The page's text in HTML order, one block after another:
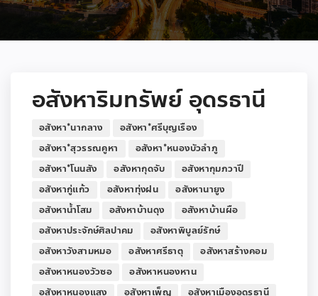
อสังหาริมทรัพย์ อุดรธานี
อสังหา*นากลาง
อสังหา*ศรีบุญเรือง
อสังหา*สุวรรณคูหา
อสังหา*หนองบัวลำภู
อสังหา*โนนสัง
อสังหากุดจับ
อสังหากุมภวาปี
อสังหากู่แก้ว
อสังหาทุ่งฝน
อสังหานายูง
อสังหาน้ำโสม
อสังหาบ้านดุง
อสังหาบ้านผือ
อสังหาประจักษ์ศิลปาคม
อสังหาพิบูลย์รักษ์
อสังหาวังสามหมอ
อสังหาศรีธาตุ
อสังหาสร้างคอม
อสังหาหนองวัวซอ
อสังหาหนองหาน
อสังหาหนองแสง
อสังหาเพ็ญ
อสังหาเมืองอุดรธานี